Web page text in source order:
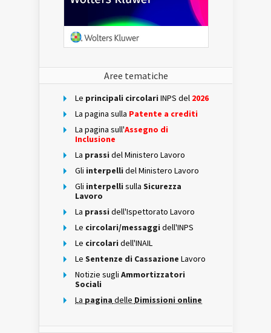
Aree tematiche
Le principali circolari INPS del 2026
La pagina sulla Patente a crediti
La pagina sull'Assegno di
Inclusione
La prassi del Ministero Lavoro
Gli interpelli del Ministero Lavoro
Gli interpelli sulla Sicurezza
Lavoro
La prassi dell'Ispettorato Lavoro
Le circolari/messaggi dell'INPS
Le circolari dell'INAIL
Le Sentenze di Cassazione Lavoro
Notizie sugli Ammortizzatori
Sociali
La pagina delle Dimissioni online